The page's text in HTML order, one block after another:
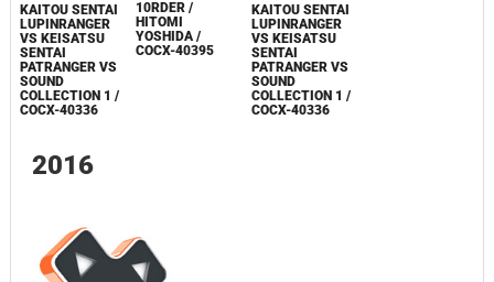
KAITOU SENTAI
LUPINRANGER
VS KEISATSU
SENTAI
PATRANGER VS
SOUND
COLLECTION 1 /
COCX-40336
10RDER /
HITOMI
YOSHIDA /
COCX-40395
KAITOU SENTAI
LUPINRANGER
VS KEISATSU
SENTAI
PATRANGER VS
SOUND
COLLECTION 1 /
COCX-40336
2016